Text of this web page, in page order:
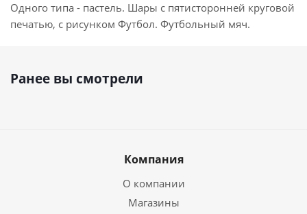
Одного типа - пастель. Шары с пятисторонней круговой
печатью, с рисунком Футбол. Футбольный мяч.
Ранее вы смотрели
Компания
О компании
Магазины